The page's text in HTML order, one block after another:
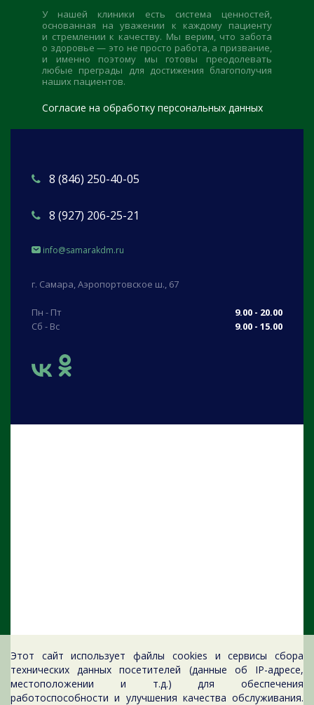
Этот сайт использует файлы cookies и сервисы сбора
технических данных посетителей (данные об IP-адресе,
местоположении и т.д.) для обеспечения
работоспособности и улучшения качества обслуживания.
У нашей клиники есть система ценностей,
основанная на уважении к каждому пациенту
и стремлении к качеству. Мы верим, что забота
о здоровье — это не просто работа, а призвание,
и именно поэтому мы готовы преодолевать
любые преграды для достижения благополучия
наших пациентов.
Согласие на обработку персональных данных
8 (846) 250-40-05
8 (927) 206-25-21
info@samarakdm.ru
г. Самара, Аэропортовское ш., 67
Пн - Пт
9.00 - 20.00
Сб - Вс
9.00 - 15.00